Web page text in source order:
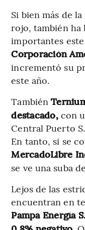
Si bien más de
rojo, también ha
importantes
Corporación
incrementó su
este año.
También
destacado,con
Central Puerto
En tanto, si se
MercadoLibre
se ve una suba
Lejos de las
encuentran en
Pampa Energía